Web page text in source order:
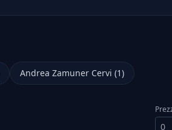
Andrea Zamuner Cervi (1)